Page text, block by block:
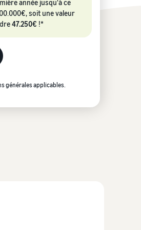
en ligne
clients du monde entier
shirts en ligne
année jusqu'à ce
soit une valeur
47.250€ !*
générales applicables.